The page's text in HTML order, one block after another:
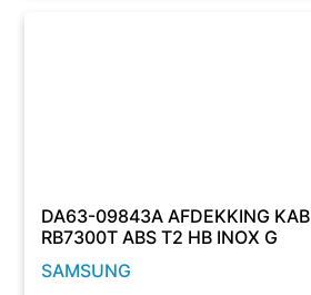
DA63-09843A AFDEKKING
RB7300T ABS T2 HB INOX G
SAMSUNG